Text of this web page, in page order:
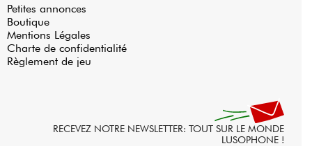
Petites annonces
Boutique
Mentions Légales
Charte de confidentialité
Règlement de jeu
RECEVEZ NOTRE NEWSLETTER: TOUT SUR LE MONDE
LUSOPHONE !